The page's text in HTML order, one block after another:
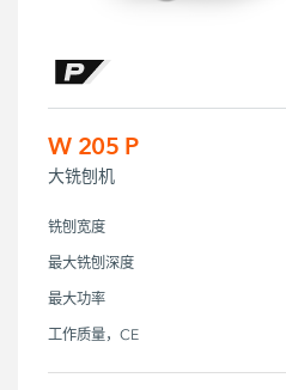
W 205 P
大铣刨机
铣刨宽度
最大铣刨深度
最大功率
工作质量，CE